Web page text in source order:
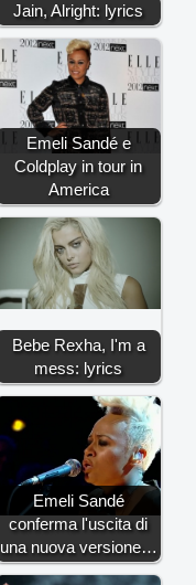
Jain, Alright: lyrics
Emeli Sandé e
Coldplay in tour in
America
Bebe Rexha, I'm a
mess: lyrics
Emeli Sandé
conferma l'uscita di
una nuova versione…